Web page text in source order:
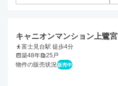
キャニオンマンション上鷺宮
富士見台駅 徒歩4分
築48年
25戸
物件の販売状況販売中